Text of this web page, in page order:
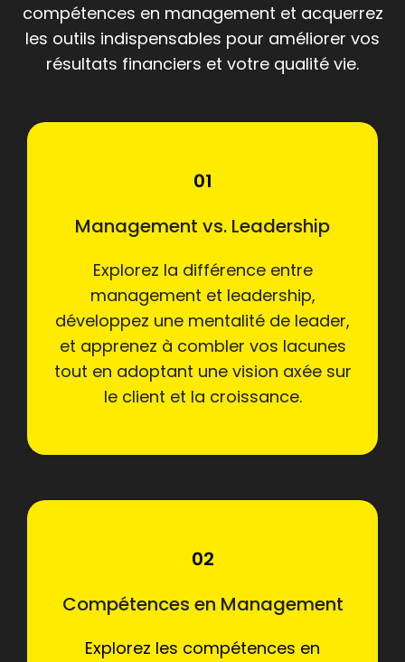
compétences en management et acquerrez
les outils indispensables pour améliorer vos
résultats financiers et votre qualité vie.
01
Management vs. Leadership
Explorez la différence entre
management et leadership,
développez une mentalité de leader,
et apprenez à combler vos lacunes
tout en adoptant une vision axée sur
le client et la croissance.
02
Compétences en Management
Explorez les compétences en